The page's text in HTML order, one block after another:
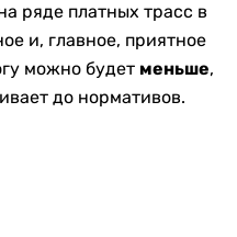
ряде платных трасс в
и, главное, приятное
можно будет меньше,
до нормативов.